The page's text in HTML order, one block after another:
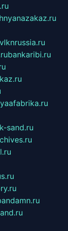
vlknrussia.ru
bankaribi.ru
sand.ru